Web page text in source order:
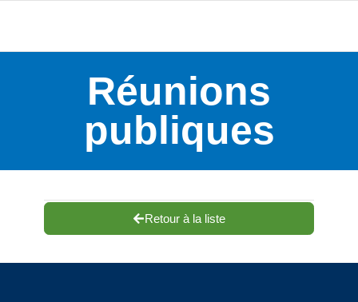
Réunions
publiques
Retour à la liste